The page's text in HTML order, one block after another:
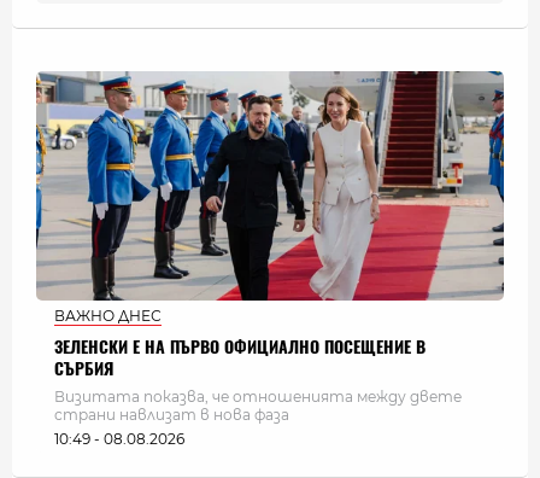
ВАЖНО ДНЕС
ЗЕЛЕНСКИ Е НА ПЪРВО ОФИЦИАЛНО ПОСЕЩЕНИЕ В
СЪРБИЯ
Визитата показва, че отношенията между двете
страни навлизат в нова фаза
10:49 - 08.08.2026